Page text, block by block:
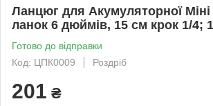
Ланцюг для Акумуляторної
ланок 6 дюймів, 15 см крок 1/4;
Готово до відправки
Код: ЦПК0009
Роздріб
201 ₴